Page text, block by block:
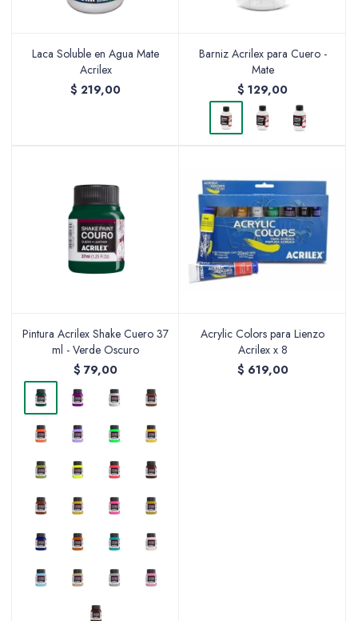
Laca Soluble en Agua Mate
Acrilex
$ 219,00
Barniz Acrilex para Cuero -
Mate
$ 129,00
Pintura Acrilex Shake Cuero 37
ml - Verde Oscuro
$ 79,00
Acrylic Colors para Lienzo
Acrilex x 8
$ 619,00